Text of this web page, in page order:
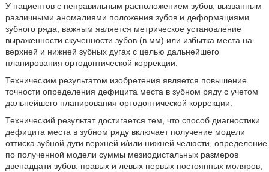
У пациентов с неправильным расположением зубов, вызванным
различными аномалиями положения зубов и деформациями
зубного ряда, важным является метрическое установление
выраженности скученности зубов (в мм) или избытка места на
верхней и нижней зубных дугах с целью дальнейшего
планирования ортодонтической коррекции.
Техническим результатом изобретения является повышение
точности определения дефицита места в зубном ряду с учетом
дальнейшего планирования ортодонтической коррекции.
Технический результат достигается тем, что способ диагностики
дефицита места в зубном ряду включает получение модели
оттиска зубной дуги верхней и/или нижней челюсти, определение
по полученной модели суммы мезиодистальных размеров
двенадцати зубов: правых и левых первых постоянных моляров,